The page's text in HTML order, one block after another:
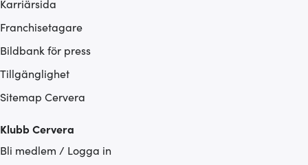
Karriärsida
Franchisetagare
Bildbank för press
Tillgänglighet
Sitemap Cervera
Klubb Cervera
Bli medlem / Logga in